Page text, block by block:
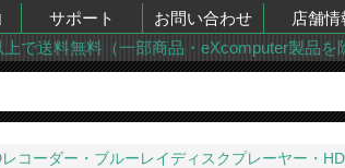
サポート お問い合わせ 店舗情
で送料無料（一部商品・eXcomputer製品を
コーダー・ブルーレイディスクプレーヤー・